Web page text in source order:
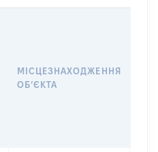
МІСЦЕЗНАХОДЖЕННЯ
ОБʼЄКТА